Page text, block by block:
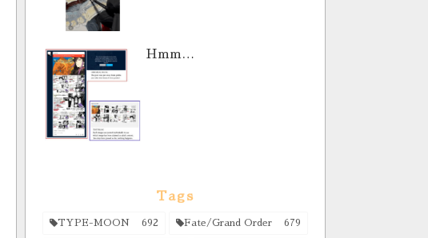
Hmm…
Tags
TYPE-MOON 692 Fate/Grand Order 679